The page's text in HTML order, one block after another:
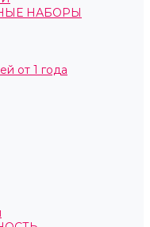
НАБОРЫ
от 1 года